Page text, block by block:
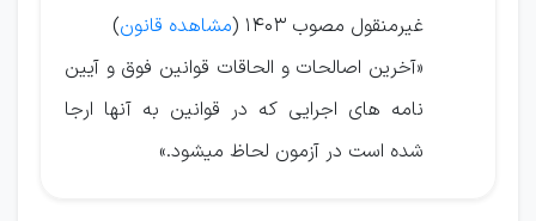
غیرمنقول مصوب ۱403 (
مشاهده قانون)
«آخرین اصالحات و الحاقات قوانین فوق و آیین
نامه های اجرایی که در قوانین به آنها ارجا
شده است در آزمون لحاظ میشود.»